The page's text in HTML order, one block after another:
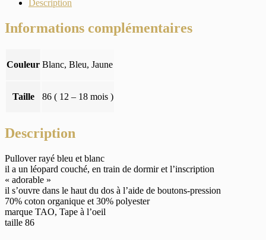
Description
Informations complémentaires
Couleur Blanc, Bleu, Jaune
Taille 86 ( 12 – 18 mois )
Description
Pullover rayé bleu et blanc
il a un léopard couché, en train de dormir et l’inscription
« adorable »
il s’ouvre dans le haut du dos à l’aide de boutons-pression
70% coton organique et 30% polyester
marque TAO, Tape à l’oeil
taille 86